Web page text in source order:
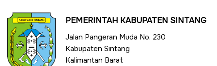
PEMERINTAH KABUPATEN SINTANG
Jalan Pangeran Muda No. 230
Kabupaten Sintang
Kalimantan Barat